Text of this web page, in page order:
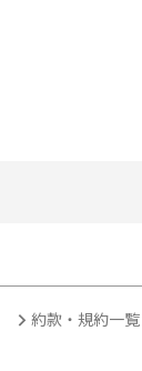
約款・規約一覧